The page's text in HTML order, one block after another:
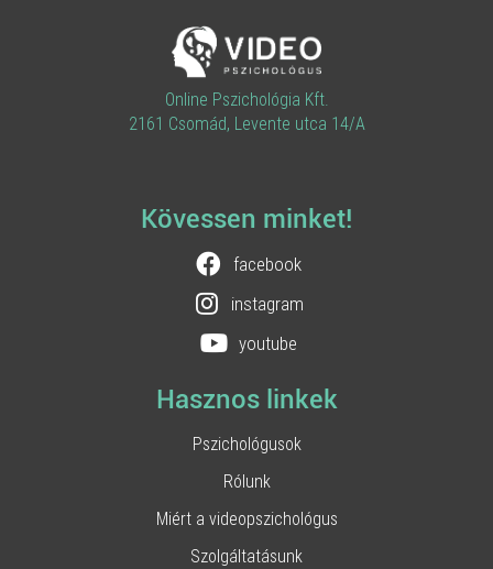
Online Pszichológia Kft.
2161 Csomád, Levente utca 14/A
Kövessen minket!
facebook
instagram
youtube
Hasznos linkek
Pszichológusok
Rólunk
Miért a videopszichológus
Szolgáltatásunk